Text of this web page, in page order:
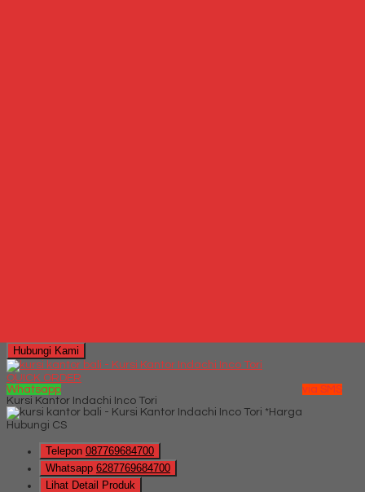
Hubungi Kami
QUICK ORDER
Whatsapp
via SMS
Kursi Kantor Indachi Inco Tori
*Harga
Hubungi CS
Telepon 087769684700
Whatsapp 6287769684700
Lihat Detail Produk